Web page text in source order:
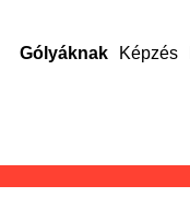
Gólyáknak Képzés